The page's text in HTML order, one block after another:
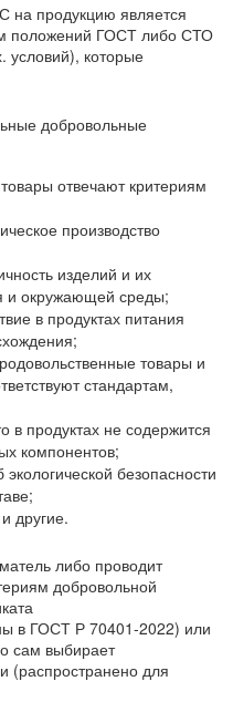
на продукцию является
положений ГОСТ либо СТО
условий), которые
добровольные
отвечают критериям
производство
изделий и их
и окружающей среды;
в продуктах питания
товары и
стандартам,
в продуктах не содержится
компонентов;
безопасности
другие.
либо проводит
добровольной
в ГОСТ Р 70401-2022) или
сам выбирает
(распространено для